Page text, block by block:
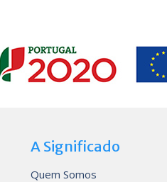
A Significado
Quem Somos